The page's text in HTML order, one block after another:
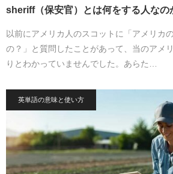
sheriff（保安官）とは何をする人なの
以前にアメリカ人のスコットに「アメリカ
の？」と質問したことがあって、当のアメ
りとわかっていませんでした。あらた…
英単語の意味と使い方